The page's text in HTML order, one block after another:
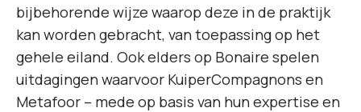
bijbehorende wijze waarop deze in de praktijk
kan worden gebracht, van toepassing op het
gehele eiland. Ook elders op Bonaire spelen
uitdagingen waarvoor KuiperCompagnons en
Metafoor – mede op basis van hun expertise en